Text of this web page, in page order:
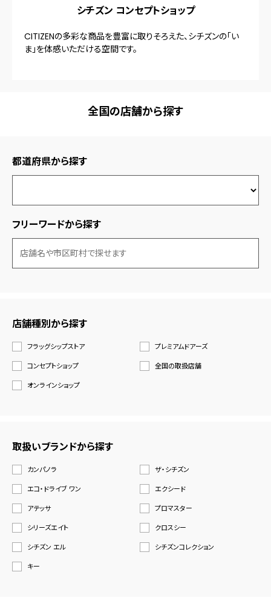
シチズン コンセプトショップ
CITIZENの多彩な商品を豊富に取りそろえた、シチズンの「い
ま」を体感いただける空間です。
全国の店舗から探す
都道府県から探す
フリーワードから探す
店舗種別から探す
フラッグシップストア
プレミアムドアーズ
コンセプトショップ
全国の取扱店舗
オンラインショップ
取扱いブランドから探す
カンパノラ
ザ・シチズン
エコ・ドライブ ワン
エクシード
アテッサ
プロマスター
シリーズエイト
クロスシー
シチズン エル
シチズンコレクション
キー